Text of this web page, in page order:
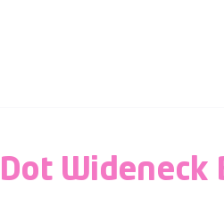
Dot Wideneck